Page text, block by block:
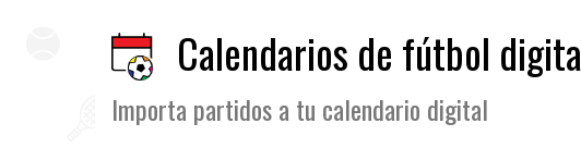
Calendarios de fútbol
Importa partidos a tu calendario digital